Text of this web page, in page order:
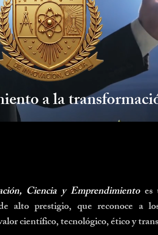
a la
Ciencia y Emprendimiento
alto prestigio, que reconoce a
científico, tecnológico, ético y